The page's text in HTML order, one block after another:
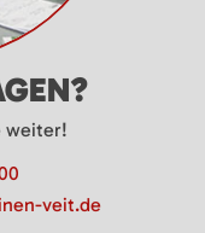
weiter!
veit.de